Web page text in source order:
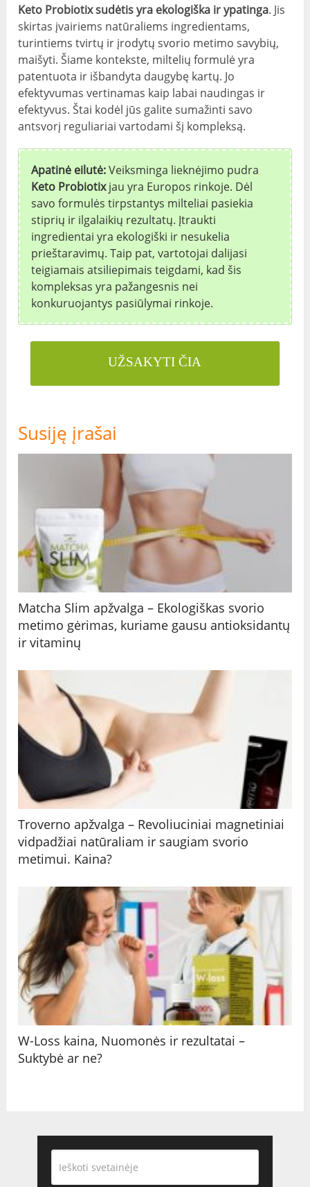
Keto Probiotix sudėtis yra ekologiška ir ypatinga. Jis
skirtas įvairiems natūraliems ingredientams,
turintiems tvirtų ir įrodytų svorio metimo savybių,
maišyti. Šiame kontekste, miltelių formulė yra
patentuota ir išbandyta daugybę kartų. Jo
efektyvumas vertinamas kaip labai naudingas ir
efektyvus. Štai kodėl jūs galite sumažinti savo
antsvorį reguliariai vartodami šį kompleksą.
Apatinė eilutė:Veiksminga lieknėjimo pudra
Keto Probiotixjau yra Europos rinkoje. Dėl
savo formulės tirpstantys milteliai pasiekia
stiprių ir ilgalaikių rezultatų. Įtraukti
ingredientai yra ekologiški ir nesukelia
prieštaravimų. Taip pat, vartotojai dalijasi
teigiamais atsiliepimais teigdami, kad šis
kompleksas yra pažangesnis nei
konkuruojantys pasiūlymai rinkoje.
UŽSAKYTI ČIA
Susiję įrašai
Matcha Slim apžvalga – Ekologiškas svorio
metimo gėrimas, kuriame gausu antioksidantų
ir vitaminų
Troverno apžvalga – Revoliuciniai magnetiniai
vidpadžiai natūraliam ir saugiam svorio
metimui. Kaina?
W-Loss kaina, Nuomonės ir rezultatai –
Suktybė ar ne?